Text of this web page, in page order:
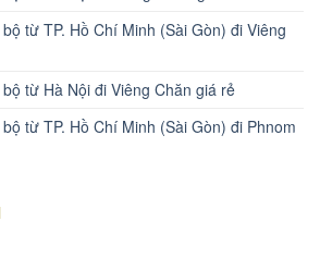
từ TP. Hồ Chí Minh (Sài Gòn) đi Viêng
từ Hà Nội đi Viêng Chăn giá rẻ
từ TP. Hồ Chí Minh (Sài Gòn) đi Phnom